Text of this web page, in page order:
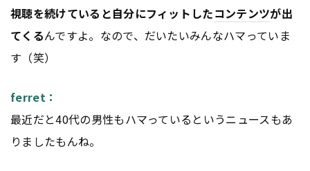
視聴を続けていると自分にフィットしたコンテンツが出
てくるんですよ。なので、だいたいみんなハマっていま
す（笑）
ferret：
最近だと40代の男性もハマっているというニュースもあ
りましたもんね。